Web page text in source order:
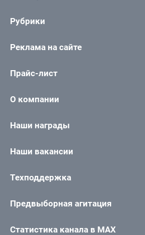
Рубрики
Реклама на сайте
Прайс-лист
О компании
Наши награды
Наши вакансии
Техподдержка
Предвыборная агитация
Статистика канала в MAX